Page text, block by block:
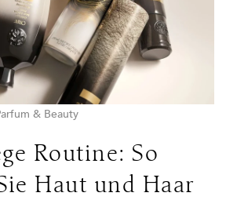
& Beauty
Routine: So
Haut und Haar